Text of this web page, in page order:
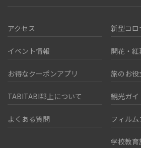
アクセス 新型コ
イベント情報 開花・紅
お得なクーポンアプリ 旅のお
TABITABI郡上について 観光ガイ
よくある質問 フィル
学校教育